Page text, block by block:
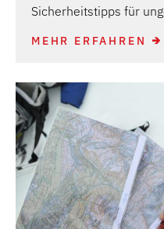
Sicherheitstipps für
MEHR ERFAHREN